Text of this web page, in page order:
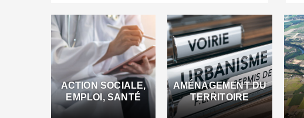
ACTION SOCIALE,
EMPLOI, SANTÉ
AMÉNAGEMENT DU
TERRITOIRE